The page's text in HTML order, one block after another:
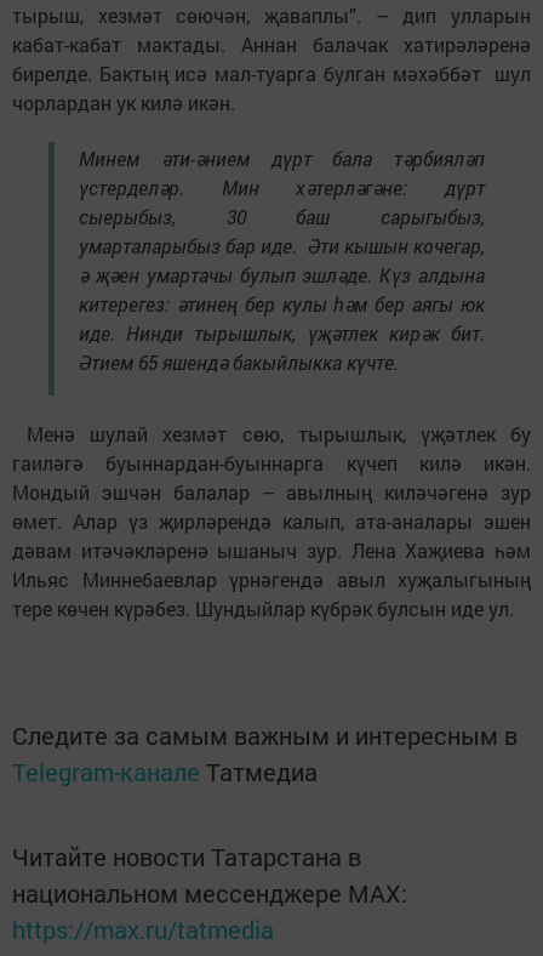
тырыш, хезмәт сөючән, җаваплы”. – дип улларын
кабат-кабат мактады. Аннан балачак хатирәләренә
бирелде. Бактың исә мал-туарга булган мәхәббәт шул
чорлардан ук килә икән.
Минем әти-әнием дүрт бала тәрбияләп
үстерделәр. Мин хәтерләгәне: дүрт
сыерыбыз, 30 баш сарыгыбыз,
умарталарыбыз бар иде. Әти кышын кочегар,
ә җәен умартачы булып эшләде. Күз алдына
китерегез: әтинең бер кулы һәм бер аягы юк
иде. Нинди тырышлык, үҗәтлек кирәк бит.
Әтием 65 яшендә бакыйлыкка күчте.
Менә шулай хезмәт сөю, тырышлык, үҗәтлек бу
гаиләгә буыннардан-буыннарга күчеп килә икән.
Мондый эшчән балалар – авылның киләчәгенә зур
өмет. Алар үз җирләрендә калып, ата-аналары эшен
дәвам итәчәкләренә ышаныч зур. Лена Хаҗиева һәм
Ильяс Миннебаевлар үрнәгендә авыл хуҗалыгының
тере көчен күрәбез. Шундыйлар күбрәк булсын иде ул.
Следите за самым важным и интересным в
Telegram-канале Татмедиа
Читайте новости Татарстана в
национальном мессенджере MАХ:
https://max.ru/tatmedia